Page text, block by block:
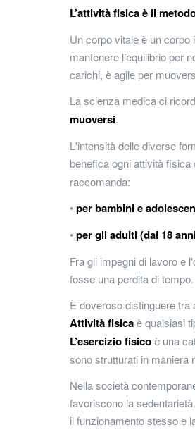
L’attività fisica è il
Un corpo vitale è un
mantenere l’equilibrio per
carichi, è agile per
La scienza medica ci
muoversi.
L'intensità delle diverse
benefica ogni attività
raccomanda:
•per bambini e
•per gli adulti (dai 18
Fra gli impegni di lavoro e
fosse una perdita di tempo.
È doveroso distinguere
Attività fisicaè qualsiasi
L’esercizio fisicoè una
sono strutturati in maniera
Nella società
favoriscono la
il funzionamento stesso e